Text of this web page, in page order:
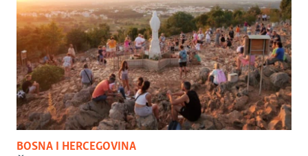
BOSNA I HERCEGOVINA